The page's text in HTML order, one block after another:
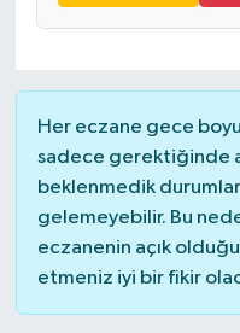
Her eczane gece
sadece gerektiğinde
beklenmedik
gelemeyebilir. Bu
eczanenin açık
etmeniz iyi bir fikir